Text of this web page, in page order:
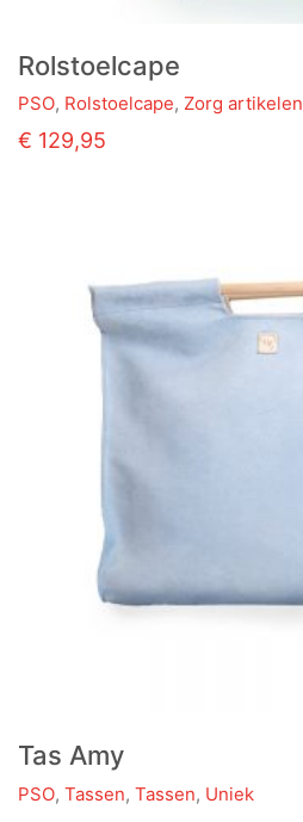
Rolstoelcape
PSO, Rolstoelcape, Zorg artikelen
€ 129,95
Tas Amy
PSO, Tassen, Tassen, Uniek